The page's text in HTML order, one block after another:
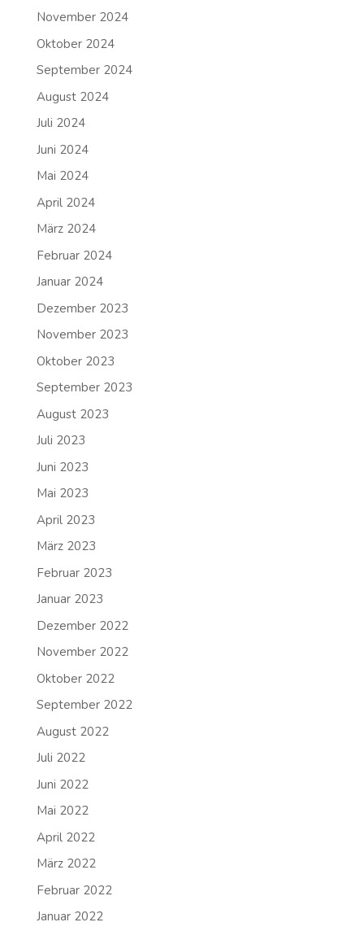
November 2024
Oktober 2024
September 2024
August 2024
Juli 2024
Juni 2024
Mai 2024
April 2024
März 2024
Februar 2024
Januar 2024
Dezember 2023
November 2023
Oktober 2023
September 2023
August 2023
Juli 2023
Juni 2023
Mai 2023
April 2023
März 2023
Februar 2023
Januar 2023
Dezember 2022
November 2022
Oktober 2022
September 2022
August 2022
Juli 2022
Juni 2022
Mai 2022
April 2022
März 2022
Februar 2022
Januar 2022